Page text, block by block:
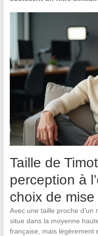
Taille de
perception à
choix de
Avec une taille proche
situe dans la moyenne
française, mais légèrement